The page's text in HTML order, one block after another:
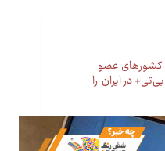
کشورهای عضو
در ایران را